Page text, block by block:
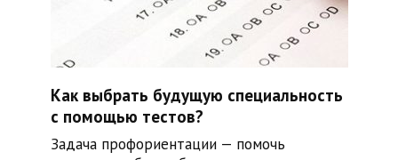
Как выбрать будущую специальность
с помощью тестов?
Задача профориентации — помочь